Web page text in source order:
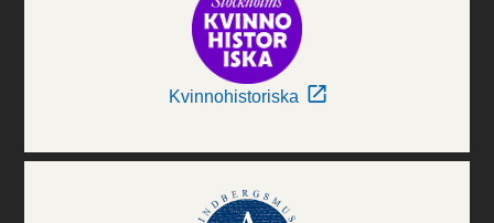
Kvinnohistoriska